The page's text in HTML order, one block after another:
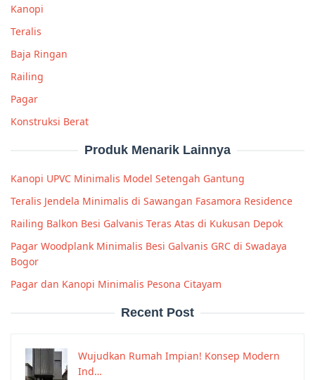
Kanopi
Teralis
Baja Ringan
Railing
Pagar
Konstruksi Berat
Produk Menarik Lainnya
Kanopi UPVC Minimalis Model Setengah Gantung
Teralis Jendela Minimalis di Sawangan Fasamora Residence
Railing Balkon Besi Galvanis Teras Atas di Kukusan Depok
Pagar Woodplank Minimalis Besi Galvanis GRC di Swadaya
Bogor
Pagar dan Kanopi Minimalis Pesona Citayam
Recent Post
Wujudkan Rumah Impian! Konsep Modern
Ind…